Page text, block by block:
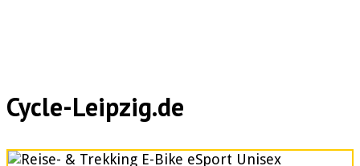
Cycle-Leipzig.de